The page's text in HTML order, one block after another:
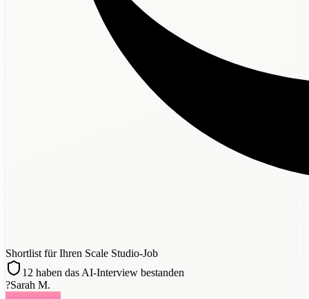
Shortlist für Ihren Scale Studio-Job
12 haben das AI-Interview bestanden
?Sarah M.